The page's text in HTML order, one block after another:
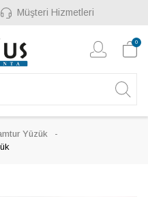
Müşteri Hizmetleri
0
Yüzük